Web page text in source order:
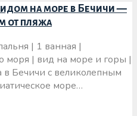
на море в Бечичи —
от пляжа
| 1 ванная |
моря | вид на море и горы |
в Бечичи с великолепным
море…